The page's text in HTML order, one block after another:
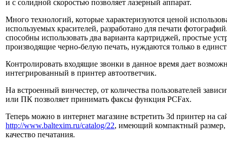
и с солидной скоростью позволяет лазерный аппарат.
Много технологий, которые характеризуются ценой
используемых красителей, разработано для печати
способны использовать два варианта картриджей, простые
производящие черно-белую печать, нуждаются только в
Контролировать входящие звонки в данное время дает
интегрированный в принтер автоответчик.
На встроенный винчестер, от количества пользователей
или ПК позволяет принимать факсы функция PCFax.
Теперь можно в интернет магазине встретить 3d принтер на
http://www.baltexim.ru/catalog/22, имеющий компактный размер,
качество печатания.